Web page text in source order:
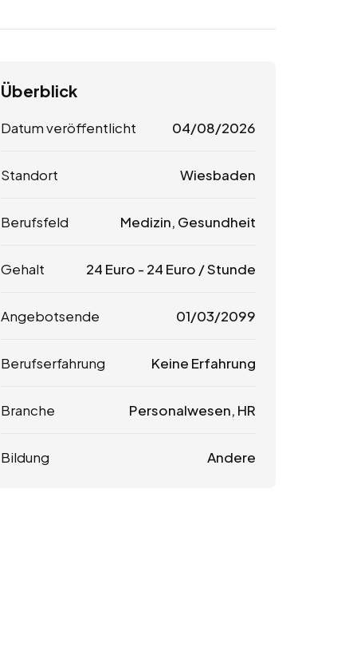
Überblick
Datum veröffentlicht 04/08/2026
Standort Wiesbaden
Berufsfeld Medizin, Gesundheit
Gehalt 24 Euro - 24 Euro / Stunde
Angebotsende 01/03/2099
Berufserfahrung Keine Erfahrung
Branche Personalwesen, HR
Bildung Andere